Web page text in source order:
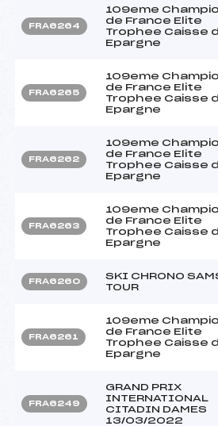
FRA6264
109eme
de France Elite
Trophee Caisse d
Epargne
FRA6265
109eme
de France Elite
Trophee Caisse d
Epargne
FRA6262
109eme
de France Elite
Trophee Caisse d
Epargne
FRA6263
109eme
de France Elite
Trophee Caisse d
Epargne
FRA6260
SKI CHRONO
TOUR
FRA6261
109eme
de France Elite
Trophee Caisse d
Epargne
FRA6249
GRAND PRIX
INTERNATIONAL
CITADIN DAMES
13/03/2022